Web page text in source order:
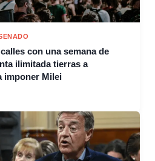
con una semana de
ilimitada tierras a
imponer Milei